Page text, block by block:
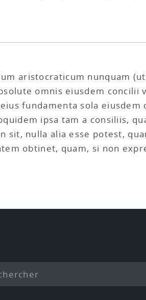
aristocraticum nunquam
omnis eiusdem concilii
fundamenta sola
ipsa tam a consiliis,
sit, nulla alia esse potest,
obtinet, quam, si non